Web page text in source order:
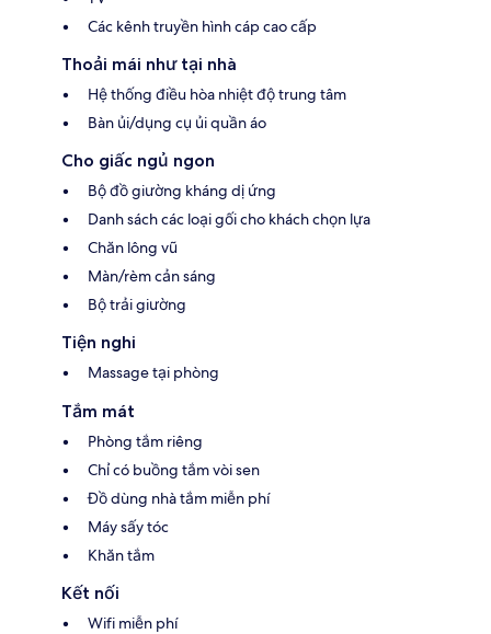
Các kênh truyền hình cáp cao cấp
Thoải mái như tại nhà
Hệ thống điều hòa nhiệt độ trung tâm
Bàn ủi/dụng cụ ủi quần áo
Cho giấc ngủ ngon
Bộ đồ giường kháng dị ứng
Danh sách các loại gối cho khách chọn lựa
Chăn lông vũ
Màn/rèm cản sáng
Bộ trải giường
Tiện nghi
Massage tại phòng
Tắm mát
Phòng tắm riêng
Chỉ có buồng tắm vòi sen
Đồ dùng nhà tắm miễn phí
Máy sấy tóc
Khăn tắm
Kết nối
Wifi miễn phí